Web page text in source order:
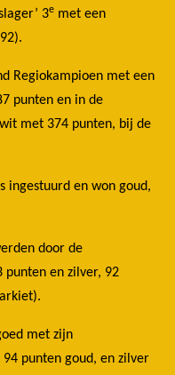
3e met een
Regiokampioen met een
punten en in de
met 374 punten, bij de
ingestuurd en won goud,
door de
punten en zilver, 92
met zijn
punten goud, en zilver